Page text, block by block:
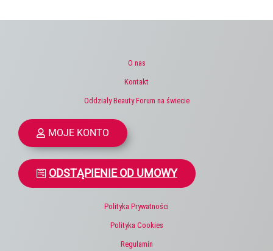
O nas
Kontakt
Oddziały Beauty Forum na świecie
MOJE KONTO
ODSTĄPIENIE OD UMOWY
Polityka Prywatności
Polityka Cookies
Regulamin